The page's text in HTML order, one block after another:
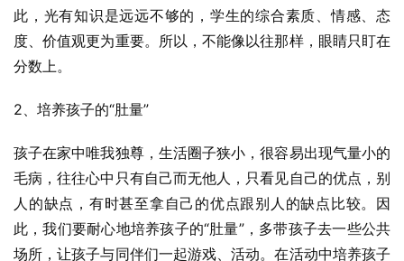
此，光有知识是远远不够的，学生的综合素质、情感、态
度、价值观更为重要。所以，不能像以往那样，眼睛只盯在
分数上。
2、培养孩子的“肚量”
孩子在家中唯我独尊，生活圈子狭小，很容易出现气量小的
毛病，往往心中只有自己而无他人，只看见自己的优点，别
人的缺点，有时甚至拿自己的优点跟别人的缺点比较。因
此，我们要耐心地培养孩子的“肚量”，多带孩子去一些公共
场所，让孩子与同伴们一起游戏、活动。在活动中培养孩子